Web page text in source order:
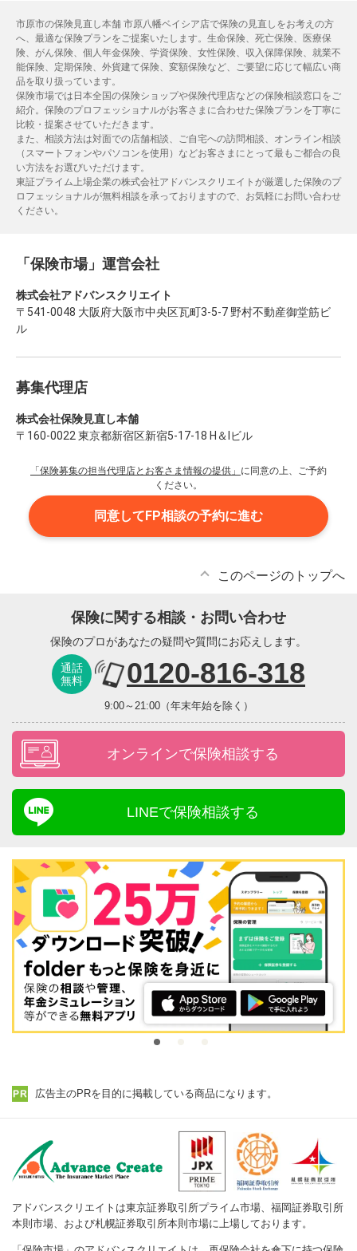
市原市の保険見直し本舗 市原八幡ベイシア店で保険の見直しをお考えの方
へ、最適な保険プランをご提案いたします。生命保険、死亡保険、医療保
険、がん保険、個人年金保険、学資保険、女性保険、収入保障保険、就業不
能保険、定期保険、外貨建て保険、変額保険など、ご要望に応じて幅広い商
品を取り扱っています。
保険市場では日本全国の保険ショップや保険代理店などの保険相談窓口をご
紹介。保険のプロフェッショナルがお客さまに合わせた保険プランを丁寧に
比較・提案させていただきます。
また、相談方法は対面での店舗相談、ご自宅への訪問相談、オンライン相談
（スマートフォンやパソコンを使用）などお客さまにとって最もご都合の良
い方法をお選びいただけます。
東証プライム上場企業の株式会社アドバンスクリエイトが厳選した保険のプ
ロフェッショナルが無料相談を承っておりますので、お気軽にお問い合わせ
ください。
「保険市場」運営会社
株式会社アドバンスクリエイト
〒541-0048 大阪府大阪市中央区瓦町3-5-7 野村不動産御堂筋ビ
ル
募集代理店
株式会社保険見直し本舗
〒160-0022 東京都新宿区新宿5-17-18 H＆Iビル
「保険募集の担当代理店とお客さま情報の提供」 に同意の上、ご予約
ください。
同意してFP相談の予約に進む
このページのトップへ
保険に関する相談・お問い合わせ
保険のプロがあなたの疑問や質問にお応えします。
通話
無料
0120-816-318
9:00～21:00（年末年始を除く）
オンラインで保険相談する
LINEで保険相談する
広告主のPRを目的に掲載している商品になります。
アドバンスクリエイトは東京証券取引所プライム市場、福岡証券取引所
本則市場、および札幌証券取引所本則市場に上場しております。